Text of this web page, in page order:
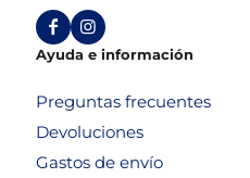
Ayuda e información
Preguntas frecuentes
Devoluciones
Gastos de envío